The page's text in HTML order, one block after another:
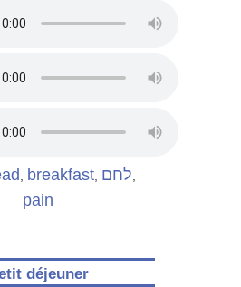
breakfast לחם
pain
déjeuner